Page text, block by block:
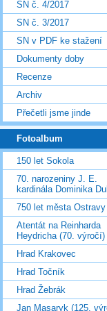
SN č. 4/2017
SN č. 3/2017
SN v PDF ke stažení
Dokumenty doby
Recenze
Archiv
Přečetli jsme jinde
Fotoalbum
150 let Sokola
70. narozeniny J. E.
kardinála Dominika
750 let města Ostravy
Atentát na Reinharda
Heydricha (70. výročí)
Hrad Krakovec
Hrad Točník
Hrad Žebrák
Jan Masaryk (125.